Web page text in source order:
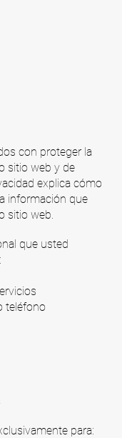
con proteger la
sitio web y de
explica cómo
información que
sitio web.
que usted
teléfono
para: